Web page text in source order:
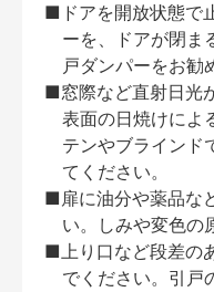
■ドアを開放状態で
ーを、ドアが閉ま
戸ダンパーをお勧
■窓際など直射日光
表面の日焼けによ
テンやブラインド
てください。
■扉に油分や薬品な
い。しみや変色の
■上り口など段差の
でください。引戸